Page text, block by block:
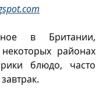
в Британии,
районах
блюдо, часто